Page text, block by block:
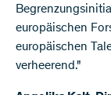
europäischen
europäischen
verheerend."